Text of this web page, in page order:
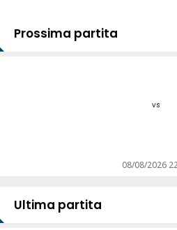
Prossima partita
vs
08/08/2026
Ultima partita